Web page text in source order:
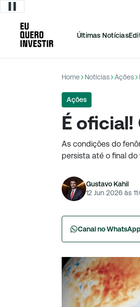
Últimas Notícias
Home Notícias Ações
Ações
É oficial!
As condições do
persista até o final
Gustavo Kahil
12 Jun 2026 às
Canal no WhatsApp